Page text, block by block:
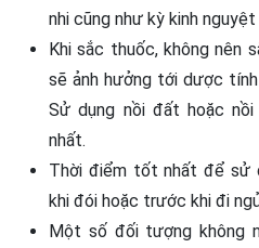
nhi cũng như kỳ kinh
Khi sắc thuốc, không nên
sẽ ảnh hưởng tới dược
Sử dụng nồi đất hoặc
nhất.
Thời điểm tốt nhất để sử
khi đói hoặc trước khi đi
Một số đối tượng không